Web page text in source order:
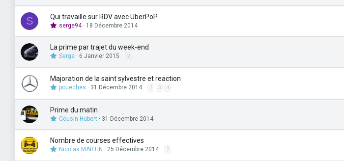
S Qui travaille sur RDV avec UberPoP
serge94 18 Décembre 2014
La prime par trajet du week-end
Serge 6 Janvier 2015 2
Majoration de la saint sylvestre et reaction
poueches 31 Décembre 2014 2 3 4
Prime du matin
Cousin Hubert 31 Décembre 2014
Nombre de courses effectives
Nicolas MARTIN 25 Décembre 2014 2